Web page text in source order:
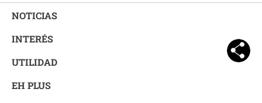
NOTICIAS
INTERÉS
UTILIDAD
EH PLUS